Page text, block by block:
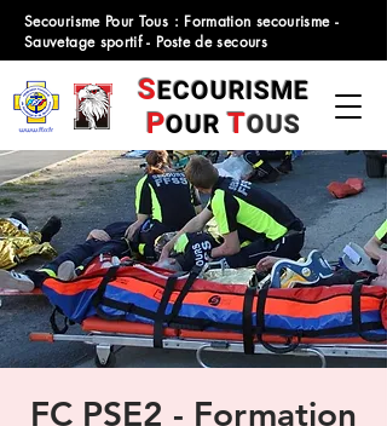
Secourisme Pour Tous : Formation secourisme -
Sauvetage sportif - Poste de secours
SECOURISME
POUR TOUS
FC PSE2 - Formation